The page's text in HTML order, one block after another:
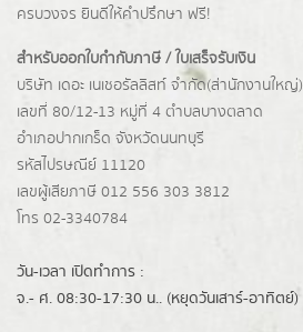
ครบวงจร ยินดีให้คำปรึกษา ฟรี!
สำหรับออกใบกำกับภาษี / ใบเสร็จรับเงิน
บริษัท เดอะ เนเชอรัลลิสท์ จำกัด(ส่านักงานใหญ่)
เลขที่ 80/12-13 หมู่ที่ 4 ตำบลบางตลาด
อำเภอปากเกร็ด จังหวัดนนทบุรี
รหัสไปรษณีย์ 11120
เลขผู้เสียภาษี 012 556 303 3812
โทร 02-3340784
วัน-เวลา เปิดทำการ :
จ.- ศ. 08:30-17:30 น.. (หยุดวันเสาร์-อาทิตย์)